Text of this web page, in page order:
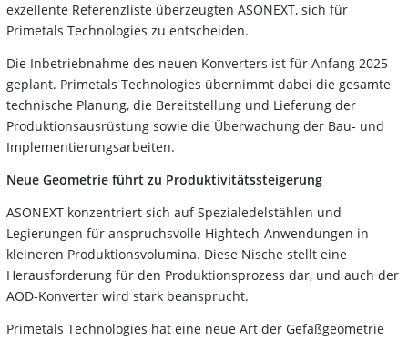
exzellente Referenzliste überzeugten ASONEXT, sich für
Primetals Technologies zu entscheiden.
Die Inbetriebnahme des neuen Konverters ist für Anfang 2025
geplant. Primetals Technologies übernimmt dabei die gesamte
technische Planung, die Bereitstellung und Lieferung der
Produktionsausrüstung sowie die Überwachung der Bau- und
Implementierungsarbeiten.
Neue Geometrie führt zu Produktivitätssteigerung
ASONEXT konzentriert sich auf Spezialedelstählen und
Legierungen für anspruchsvolle Hightech-Anwendungen in
kleineren Produktionsvolumina. Diese Nische stellt eine
Herausforderung für den Produktionsprozess dar, und auch der
AOD-Konverter wird stark beansprucht.
Primetals Technologies hat eine neue Art der Gefäßgeometrie